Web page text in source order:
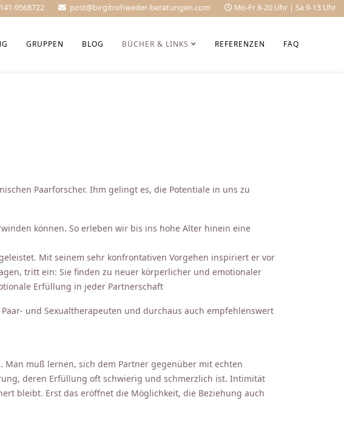
9568722 post@birgitrohweder-beratungen.com Mo-Fr 8-20 Uhr | Sa 9-13 Uhr
GRUPPEN BLOG BÜCHER & LINKS REFERENZEN FAQ
Paarforscher. Ihm gelingt es, die Potentiale in uns zu
können. So erleben wir bis ins hohe Alter hinein eine
Mit seinem sehr konfrontativen Vorgehen inspiriert er vor
tritt ein: Sie finden zu neuer körperlicher und emotionaler
Erfüllung in jeder Partnerschaft
und Sexualtherapeuten und durchaus auch empfehlenswert
muß lernen, sich dem Partner gegenüber mit echten
deren Erfüllung oft schwierig und schmerzlich ist. Intimität
bleibt. Erst das eröffnet die Möglichkeit, die Beziehung auch